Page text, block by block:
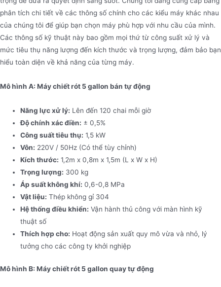
phân tích chi tiết về các thông số chính cho các kiểu máy khác nhau
của chúng tôi để giúp bạn chọn máy phù hợp với nhu cầu của mình.
Các thông số kỹ thuật này bao gồm mọi thứ từ công suất xử lý và
mức tiêu thụ năng lượng đến kích thước và trọng lượng, đảm bảo bạn
hiểu toàn diện về khả năng của từng máy.
Mô hình A: Máy chiết rót 5 gallon bán tự động
Năng lực xử lý: Lên đến 120 chai mỗi giờ
Độ chính xác điền: ± 0,5%
Công suất tiêu thụ: 1,5 kW
Vôn: 220V / 50Hz (Có thể tùy chỉnh)
Kích thước: 1,2m x 0,8m x 1,5m (L x W x H)
Trọng lượng: 300 kg
Áp suất không khí: 0,6-0,8 MPa
Vật liệu: Thép không gỉ 304
Hệ thống điều khiển: Vận hành thủ công với màn hình kỹ
thuật số
Thích hợp cho: Hoạt động sản xuất quy mô vừa và nhỏ, lý
tưởng cho các công ty khởi nghiệp
Mô hình B: Máy chiết rót 5 gallon quay tự động